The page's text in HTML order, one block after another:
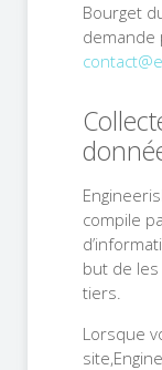
Bourget
demande
compile
but de
tiers.
Lorsque